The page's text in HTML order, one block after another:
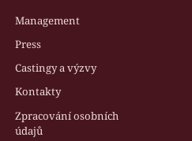
Management
Press
Castingy a výzvy
Kontakty
Zpracování osobních
údajů